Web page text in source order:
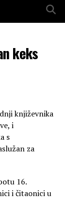
keks
književnika
i
s
za
16.
i čitaonici u